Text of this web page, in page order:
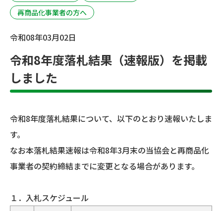
再商品化事業者の方へ
令和08年03月02日
令和8年度落札結果（速報版）を掲載
しました
令和8年度落札結果について、以下のとおり速報いたしま
す。
なお本落札結果速報は令和8年3月末の当協会と再商品化
事業者の契約締結までに変更となる場合があります。
１．入札スケジュール